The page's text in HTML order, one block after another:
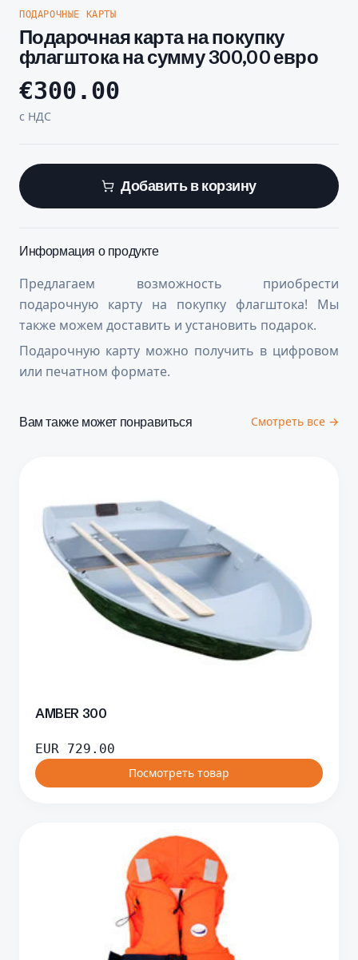
ПОДАРОЧНЫЕ КАРТЫ
Подарочная карта на покупку
флагштока на сумму 300,00 евро
€300.00
с НДС
Добавить в корзину
Информация о продукте
Предлагаем возможность приобрести
подарочную карту на покупку флагштока! Мы
также можем доставить и установить подарок.
Подарочную карту можно получить в цифровом
или печатном формате.
Вам также может понравиться Смотреть все →
AMBER 300
EUR 729.00
Посмотреть товар